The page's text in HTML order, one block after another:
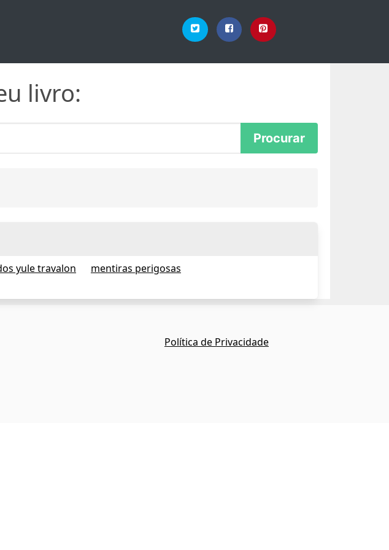
livro:
yule travalon mentiras perigosas
Política de Privacidade